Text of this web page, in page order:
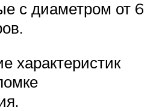
с диаметром от 6
характеристик